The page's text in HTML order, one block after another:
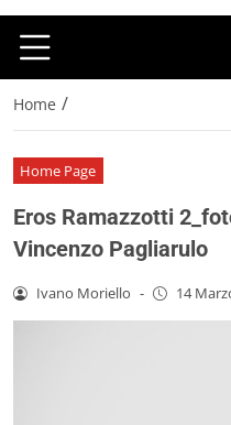
Home /
Home Page
Eros Ramazzotti
Vincenzo Pagliarulo
Ivano Moriello - 14